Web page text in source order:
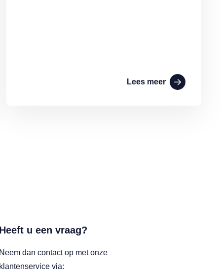
Lees meer
u een vraag?
dan contact op met onze
via: